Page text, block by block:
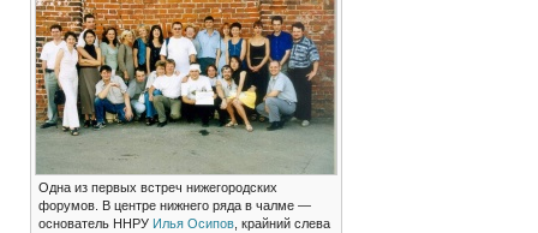
Одна из первых встреч нижегородских
форумов. В центре нижнего ряда в чалме —
основатель ННРУ Илья Осипов, крайний слева